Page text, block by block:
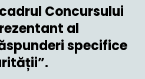
Concursului
al
specifice